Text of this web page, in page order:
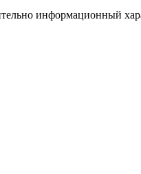
информационный